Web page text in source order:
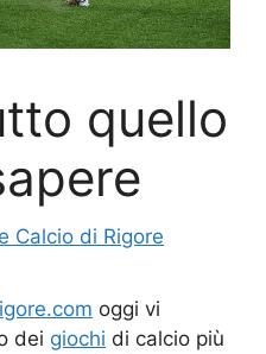
quello
Calcio di Rigore
oggi vi
dei giochi di calcio più